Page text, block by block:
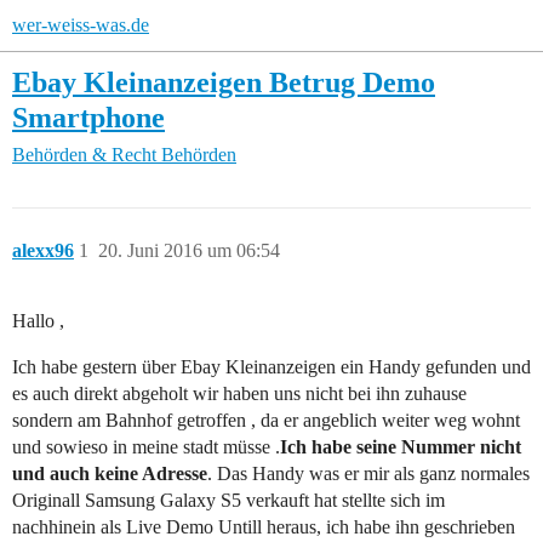
wer-weiss-was.de
Ebay Kleinanzeigen Betrug Demo
Smartphone
Behörden & Recht Behörden
alexx96 20. Juni 2016 um 06:54
1
Hallo ,
Ich habe gestern über Ebay Kleinanzeigen ein Handy gefunden und
es auch direkt abgeholt wir haben uns nicht bei ihn zuhause
sondern am Bahnhof getroffen , da er angeblich weiter weg wohnt
und sowieso in meine stadt müsse .Ich habe seine Nummer nicht
und auch keine Adresse. Das Handy was er mir als ganz normales
Originall Samsung Galaxy S5 verkauft hat stellte sich im
nachhinein als Live Demo Untill heraus, ich habe ihn geschrieben